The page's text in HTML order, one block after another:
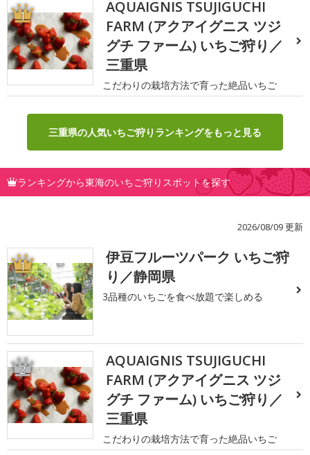
1
AQUAIGNIS TSUJIGUCHI
FARM (アクアイグニス ツジ
グチ ファーム) いちご狩り／
三重県
こだわりの栽培方法で育った絶品いちご
三重県の人気いちご狩りランキングをもっと見る
ランキングから東海のいちご狩りスポットを探す
2026/08/09 更新
1
伊豆フルーツパーク いちご狩
り／静岡県
3品種のいちごを食べ放題で楽しめる
2
AQUAIGNIS TSUJIGUCHI
FARM (アクアイグニス ツジ
グチ ファーム) いちご狩り／
三重県
こだわりの栽培方法で育った絶品いちご